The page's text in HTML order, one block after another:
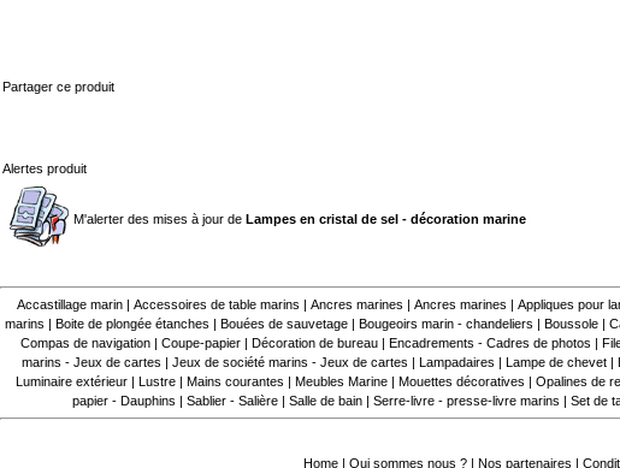
Partager ce produit
Alertes produit
M'alerter des mises à jour de Lampes en cristal de sel - décoration marine
Accastillage marin Accessoires de table marins Ancres marines Ancres marines Appliques pour
marins
Boite de plongée étanches Bouées de sauvetage| Bougeoirs marin - chandeliers Boussole|
Compas de navigation| Coupe-papier| Décoration de bureau| Encadrements - Cadres de photos
marins - Jeux de cartes
Jeux de société marins - Jeux de cartes Lampadaires Lampe de chevet
Luminaire extérieur| Lustre| Mains courantes Meubles Marine| Mouettes décoratives Opalines de
papier - Dauphins
Sablier - Salière| Salle de bain| Serre-livre - presse-livre marins Set de
Home Qui sommes nous ? Nos partenaires